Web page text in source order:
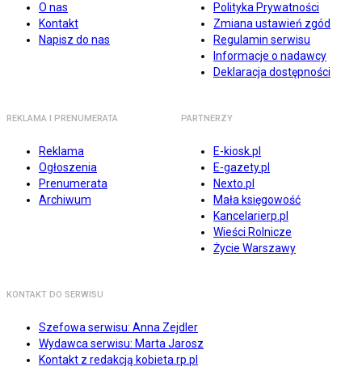
O nas
Kontakt
Napisz do nas
Polityka Prywatności
Zmiana ustawień zgód
Regulamin serwisu
Informacje o nadawcy
Deklaracja dostępności
REKLAMA I PRENUMERATA
Reklama
Ogłoszenia
Prenumerata
Archiwum
PARTNERZY
E-kiosk.pl
E-gazety.pl
Nexto.pl
Mała księgowość
Kancelarierp.pl
Wieści Rolnicze
Życie Warszawy
KONTAKT DO SERWISU
Szefowa serwisu: Anna Zejdler
Wydawca serwisu: Marta Jarosz
Kontakt z redakcją kobieta.rp.pl